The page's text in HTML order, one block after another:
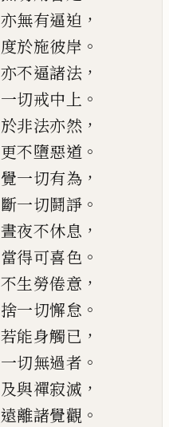
亦無有逼迫 ，
度於施彼岸 。
亦不逼諸法 ，
一切戒中上 。
於非法亦然 ，
更不墮惡道 。
覺一切有為 ，
斷一切鬪諍 。
晝夜不休息 ，
當得可喜色 。
不生勞倦意 ，
捨一切懈怠 。
若能身觸已 ，
一切無過者 。
及與禪寂滅 ，
遠離諸覺觀 。